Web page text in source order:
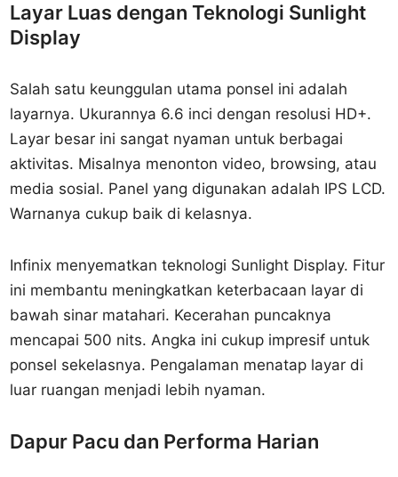
Layar Luas dengan Teknologi Sunlight
Display
Salah satu keunggulan utama ponsel ini adalah
layarnya. Ukurannya 6.6 inci dengan resolusi HD+.
Layar besar ini sangat nyaman untuk berbagai
aktivitas. Misalnya menonton video, browsing, atau
media sosial. Panel yang digunakan adalah IPS LCD.
Warnanya cukup baik di kelasnya.
Infinix menyematkan teknologi Sunlight Display. Fitur
ini membantu meningkatkan keterbacaan layar di
bawah sinar matahari. Kecerahan puncaknya
mencapai 500 nits. Angka ini cukup impresif untuk
ponsel sekelasnya. Pengalaman menatap layar di
luar ruangan menjadi lebih nyaman.
Dapur Pacu dan Performa Harian